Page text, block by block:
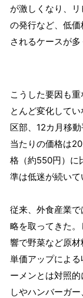
が激しくなり、
の発行など、低
されるケースが多
こうした要因も
とんど変化して
区部、12カ月移
当たりの価格は
格（約550円）に
準は低迷が続いて
従来、外食産業
略を取ってきた
響で野菜など原
単価アップによ
ーメンとは対照
しやハンバーガ